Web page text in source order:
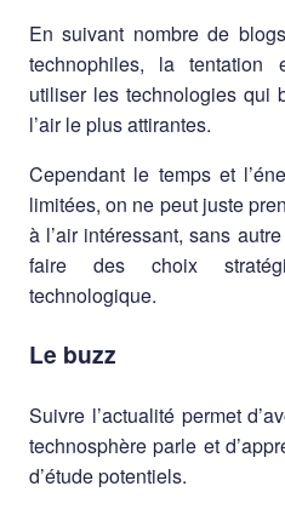
En suivant nombre de
technophiles, la tentation
utiliser les technologies qui
l’air le plus attirantes.
Cependant le temps et
limitées, on ne peut juste
à l’air intéressant, sans
faire des choix
technologique.
Le buzz
Suivre l’actualité permet
technosphère parle et
d’étude potentiels.